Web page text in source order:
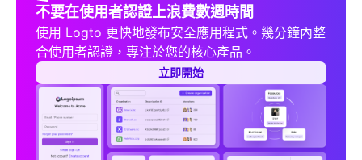
不要在使用者認證上浪費數週時間
使用 Logto 更快地發布安全應用程式。幾分鐘內整
合使用者認證，專注於您的核心產品。
立即開始